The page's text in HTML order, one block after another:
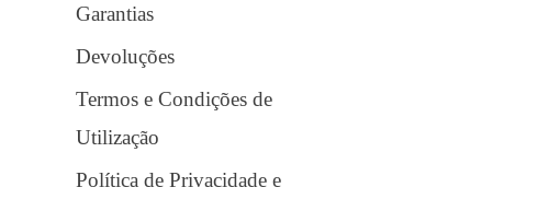
Garantias
Devoluções
Termos e Condições de
Utilização
Política de Privacidade e